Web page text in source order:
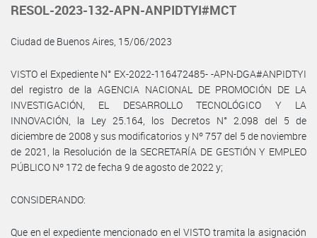
RESOL-2023-132-APN-ANPIDTYI#MCT
Ciudad de Buenos Aires, 15/06/2023
VISTO el Expediente N° EX-2022-116472485- -APN-DGA#ANPIDTYI
del registro de la AGENCIA NACIONAL DE PROMOCIÓN DE LA
INVESTIGACIÓN, EL DESARROLLO TECNOLÓGICO Y LA
INNOVACIÓN, la Ley 25.164, los Decretos N° 2.098 del 5 de
diciembre de 2008 y sus modificatorios y Nº 757 del 5 de noviembre
de 2021, la Resolución de la SECRETARÍA DE GESTIÓN Y EMPLEO
PÚBLICO Nº 172 de fecha 9 de agosto de 2022 y;
CONSIDERANDO:
Que en el expediente mencionado en el VISTO tramita la asignación